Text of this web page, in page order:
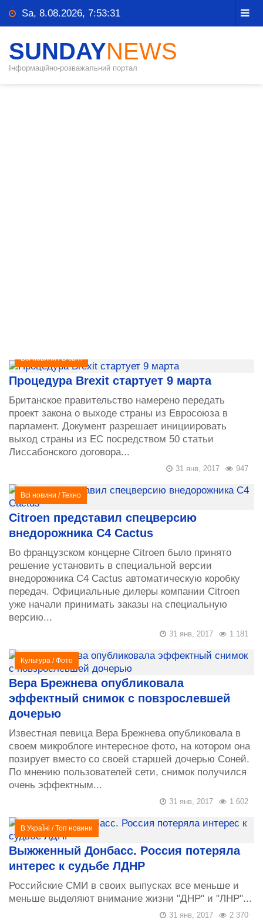
Sa, 8.08.2026, 7:53:31
SUNDAYNEWS
Інформаційно-розважальний портал
Всі новини/В світі
Процедура Brexit стартует 9 марта
Британское правительство намерено передать
проект закона о выходе страны из Евросоюза в
парламент. Документ разрешает инициировать
выход страны из ЕС посредством 50 статьи
Лиссабонского договора...
947
31 янв, 2017
Всі новини /Техно
Citroen представил спецверсию
внедорожника C4 Cactus
Во французском концерне Citroen было принято
решение установить в специальной версии
внедорожника C4 Cactus автоматическую коробку
передач. Официальные дилеры компании Citroen
уже начали принимать заказы на специальную
версию...
1 181
31 янв, 2017
Культура /Фото
Вера Брежнева опубликовала
эффектный снимок с повзрослевшей
дочерью
Известная певица Вера Брежнева опубликовала в
своем микроблоге интересное фото, на котором она
позирует вместо со своей старшей дочерью Соней.
По мнению пользователей сети, снимок получился
очень эффектным...
1 602
31 янв, 2017
В УкраЇні /Топ новини
Выжженный Донбасс. Россия потеряла
интерес к судьбе ЛДНР
Российские СМИ в своих выпусках все меньше и
меньше выделяют внимание жизни "ДНР" и "ЛНР"...
2 370
31 янв, 2017